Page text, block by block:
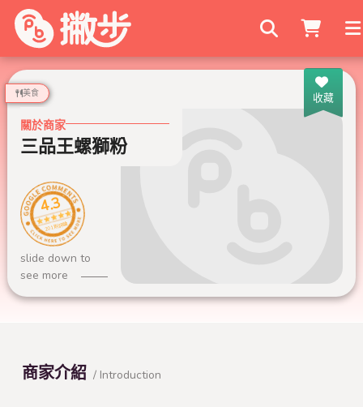
搜尋商家
收藏
美食
關於商家
三品王螺獅粉
4.3
201 則評論
slide down to
see more
商家介紹 / Introduction